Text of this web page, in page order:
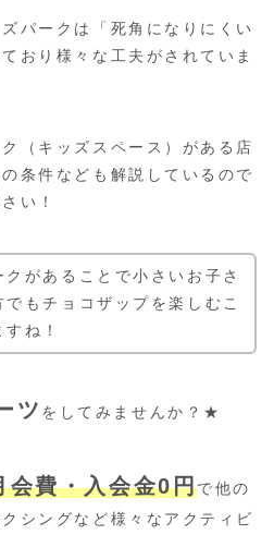
パークは「死角になりにくい
おり様々な工夫がされていま
（キッズスペース）がある店
条件なども解説しているので
い！
クがあることで小さいお子さ
でもチョコザップを楽しむこ
ね！
ツ をしてみませんか？★
会費・入会金0円で他の
シングなど様々なアクティビ